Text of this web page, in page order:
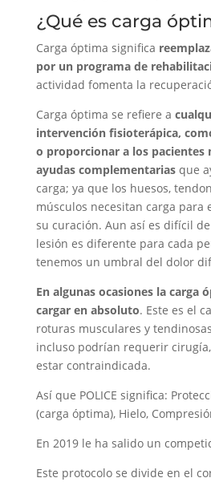
¿Qué es carga
Carga óptima significa
por un programa de
actividad fomenta la
Carga óptima se refiere a
intervención fisioterápica,
o proporcionar a los pacientes
ayudas complementariasque
carga; ya que los huesos,
músculos necesitan carga para
su curación. Aun así es difícil
lesión es diferente para cada
tenemos un umbral del dolor
En algunas ocasiones la carga
cargar en absoluto. Este es el
roturas musculares y
incluso podrían requerir
estar contraindicada.
Así que POLICE significa:
(carga óptima), Hielo,
En 2019 le ha salido un
Este protocolo se divide en el